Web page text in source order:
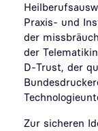
Praxis- und
der
der
D-Trust, der
Zur sicheren